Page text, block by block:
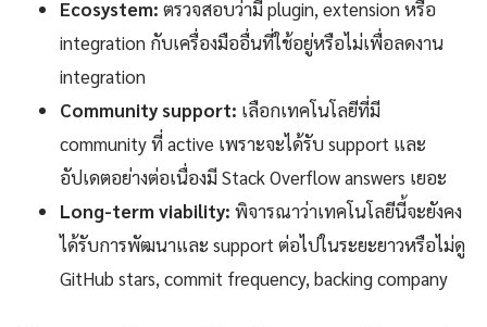
Ecosystem: ตรวจสอบว่ามี plugin, extension หรือ
integration กับเครื่องมืออื่นที่ใช้อยู่หรือไม่เพื่อลดงาน
integration
Community support: เลือกเทคโนโลยีที่มี
community ที่ active เพราะจะได้รับ support และ
อัปเดตอย่างต่อเนื่องมี Stack Overflow answers เยอะ
Long-term viability: พิจารณาว่าเทคโนโลยีนี้จะยังคง
ได้รับการพัฒนาและ support ต่อไปในระยะยาวหรือไม่ดู
GitHub stars, commit frequency, backing company